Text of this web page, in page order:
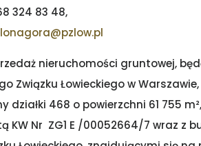
324 83 48,
nieruchomości gruntowej,
Łowieckiego w Warszawie,
działki 468 o powierzchni 61 755
KW Nr ZG1 E /00052664/7 wraz z